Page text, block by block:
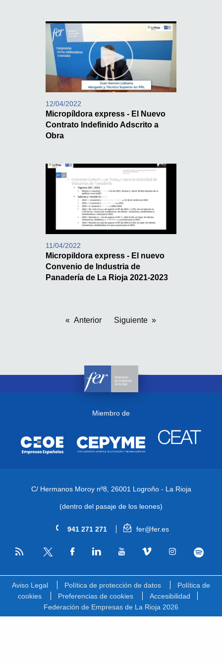
12/04/2022
Micropíldora express - El Nuevo
Contrato Indefinido Adscrito a
Obra
11/04/2022
Micropildora express - El nuevo
Convenio de Industria de
Panadería de La Rioja 2021-2023
Anterior Siguiente
Miembro de
C/ Hermanos Moroy nº8, 26001 Logroño - La Rioja
(dentro del pasaje de los leones)
941 271 271 fer@fer.es
RSS
Aviso Legal Política de protección de datos
Política de
cookies
Preferencias de cookies
Accesibilidad
Federación de Empresas de La Rioja 2026